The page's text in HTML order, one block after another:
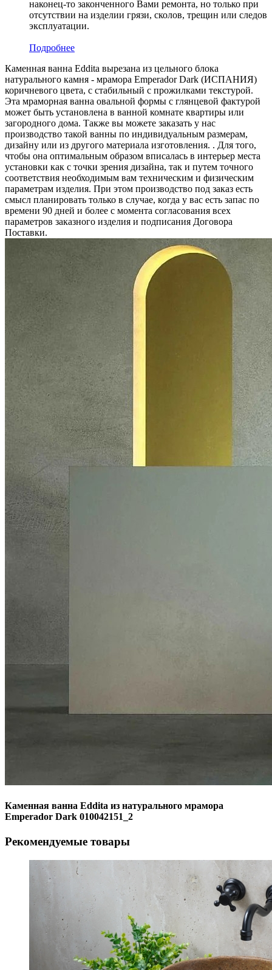
наконец-то законченного Вами ремонта, но только при
отсутствии на изделии грязи, сколов, трещин или следов
эксплуатации.
Подробнее
Каменная ванна Eddita вырезана из цельного блока
натурального камня - мрамора Emperador Dark (ИСПАНИЯ)
коричневого цвета, c стабильный с прожилками текстурой.
Эта мраморная ванна овальной формы с глянцевой фактурой
может быть установлена в ванной комнате квартиры или
загородного дома. Также вы можете заказать у нас
производство такой ванны по индивидуальным размерам,
дизайну или из другого материала изготовления. . Для того,
чтобы она оптимальным образом вписалась в интерьер места
установки как с точки зрения дизайна, так и путем точного
соответствия необходимым вам техническим и физическим
параметрам изделия. При этом производство под заказ есть
смысл планировать только в случае, когда у вас есть запас по
времени 90 дней и более с момента согласования всех
параметров заказного изделия и подписания Договора
Поставки.
Каменная ванна Eddita из натурального мрамора
Emperador Dark 010042151_2
Рекомендуемые товары